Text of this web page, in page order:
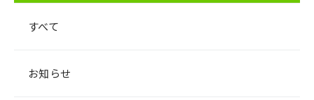
すべて
お知らせ